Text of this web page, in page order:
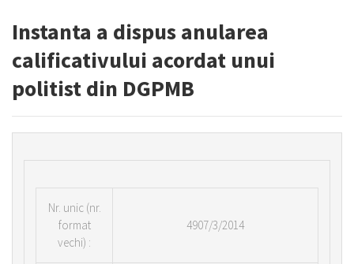
Instanta a dispus anularea
calificativului acordat unui
politist din DGPMB
Nr. unic (nr.
format
vechi) :
4907/3/2014